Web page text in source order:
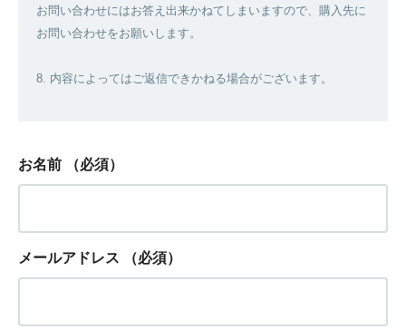
お問い合わせにはお答え出来かねてしまいますので、購入先に
お問い合わせをお願いします。
8. 内容によってはご返信できかねる場合がございます。
お名前 （必須）
メールアドレス （必須）